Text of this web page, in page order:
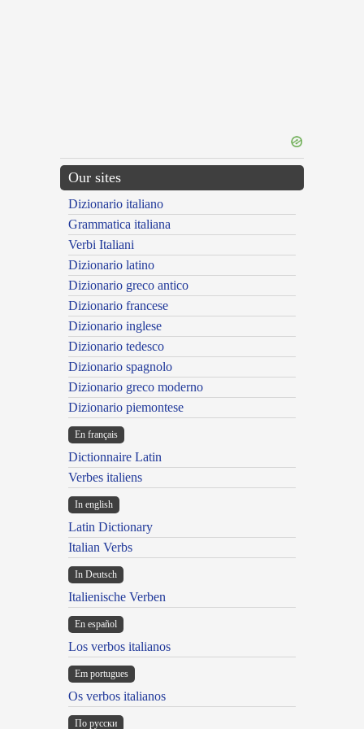
Our sites
Dizionario italiano
Grammatica italiana
Verbi Italiani
Dizionario latino
Dizionario greco antico
Dizionario francese
Dizionario inglese
Dizionario tedesco
Dizionario spagnolo
Dizionario greco moderno
Dizionario piemontese
En français
Dictionnaire Latin
Verbes italiens
In english
Latin Dictionary
Italian Verbs
In Deutsch
Italienische Verben
En español
Los verbos italianos
Em portugues
Os verbos italianos
По русски